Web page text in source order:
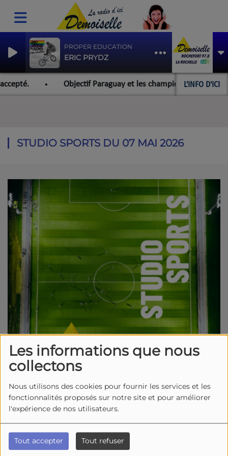
Les informations que nous
collectons
Nous utilisons des cookies pour fournir les services et les
fonctionnalités proposés sur notre site et pour améliorer
l'expérience de nos utilisateurs.
Tout accepter Tout refuser
PROPER EDUCATION
ERIC PRYDZ
L'INFO D'ICI
Objectif Paraguay et les championnats du
STUDIO SPORTS DU 07 MAI 2026
1440 vues
Écouter le podcast Télécharger le podcast
Jeudi dansStudio Sports, plusieurs invités
étaient au micro de Patrick Adriaenssens pour
revenir sur l’actualité sportive locale et régionale.